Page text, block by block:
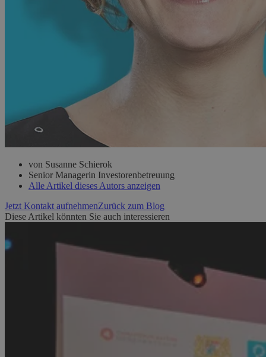
von Susanne Schierok
Senior Managerin Investorenbetreuung
Alle Artikel dieses Autors anzeigen
Jetzt Kontakt aufnehmenZurück zum Blog
Diese Artikel könnten Sie auch interessieren